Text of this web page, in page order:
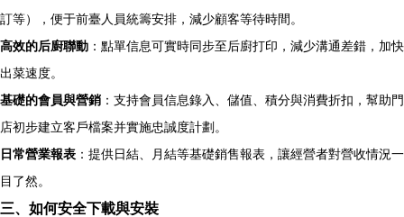
訂等），便于前臺人員統籌安排，減少顧客等待時間。
高效的后廚聯動 ：點單信息可實時同步至后廚打印，減少溝通差錯，加快
出菜速度。
基礎的會員與營銷 ：支持會員信息錄入、儲值、積分與消費折扣，幫助門
店初步建立客戶檔案并實施忠誠度計劃。
日常營業報表 ：提供日結、月結等基礎銷售報表，讓經營者對營收情況一
目了然。
三、如何安全下載與安裝